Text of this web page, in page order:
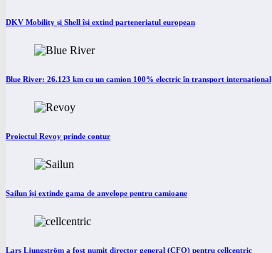
DKV Mobility și Shell își extind parteneriatul european
Blue River: 26.123 km cu un camion 100% electric în transport internațional
Proiectul Revoy prinde contur
Sailun își extinde gama de anvelope pentru camioane
Lars Ljungström a fost numit director general (CFO) pentru cellcentric